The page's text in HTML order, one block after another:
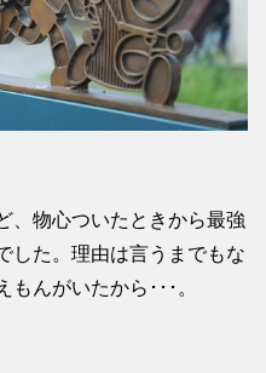
、物心ついたときから最強
した。理由は言うまでもな
んがいたから･･･。